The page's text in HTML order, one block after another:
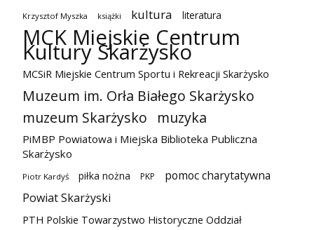
Krzysztof Myszka książki kultura literatura
MCK Miejskie Centrum
Kultury Skarżysko
MCSiR Miejskie Centrum Sportu i Rekreacji Skarżysko
Muzeum im. Orła Białego Skarżysko
muzeum Skarżysko
muzyka
PiMBP Powiatowa i Miejska Biblioteka Publiczna
Skarżysko
Piotr Kardyś piłka nożna PKP
pomoc charytatywna
Powiat Skarżyski
PTH Polskie Towarzystwo Historyczne Oddział